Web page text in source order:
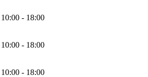
10:00 - 18:00
10:00 - 18:00
10:00 - 18:00